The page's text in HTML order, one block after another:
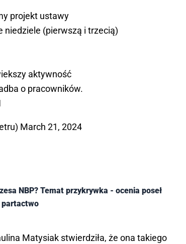
projekt ustawy
niedziele (pierwszą i trzecią)
aktywność
o pracowników.
March 21, 2024
NBP? Temat przykrywka - ocenia poseł
partactwo
Matysiak stwierdziła, że ona takiego